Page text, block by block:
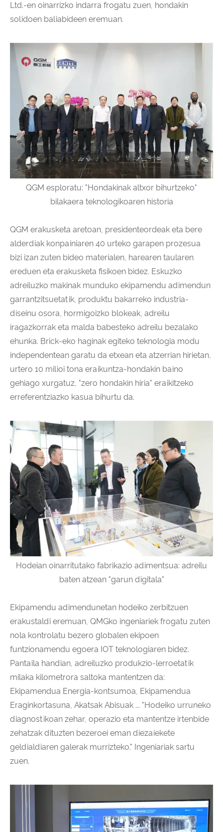
Ltd.-en oinarrizko indarra frogatu zuen, hondakin
solidoen baliabideen eremuan.
QGM esploratu: "Hondakinak altxor bihurtzeko"
bilakaera teknologikoaren historia
QGM erakusketa aretoan, presidenteordeak eta bere
alderdiak konpainiaren 40 urteko garapen prozesua
bizi izan zuten bideo materialen, harearen taularen
ereduen eta erakusketa fisikoen bidez. Eskuzko
adreiluzko makinak munduko ekipamendu adimendun
garrantzitsuetatik, produktu bakarreko industria-
diseinu osora, hormigoizko blokeak, adreilu
iragazkorrak eta malda babesteko adreilu bezalako
ehunka. Brick-eko haginak egiteko teknologia modu
independentean garatu da etxean eta atzerrian hirietan,
urtero 10 milioi tona eraikuntza-hondakin baino
gehiago xurgatuz, "zero hondakin hiria" eraikitzeko
erreferentziazko kasua bihurtu da.
Hodeian oinarritutako fabrikazio adimentsua: adreilu
baten atzean "garun digitala"
Ekipamendu adimendunetan hodeiko zerbitzuen
erakustaldi eremuan, QMGko ingeniariek frogatu zuten
nola kontrolatu bezero globalen ekipoen
funtzionamendu egoera IOT teknologiaren bidez.
Pantaila handian, adreiluzko produkzio-lerroetatik
milaka kilometrora saltoka mantentzen da:
Ekipamendua Energia-kontsumoa, Ekipamendua
Eraginkortasuna, Akatsak Abisuak ... "Hodeiko urruneko
diagnostikoan zehar, operazio eta mantentze irtenbide
zehatzak dituzten bezeroei eman diezaiekete
geldialdiaren galerak murrizteko." Ingeniariak sartu
zuen.